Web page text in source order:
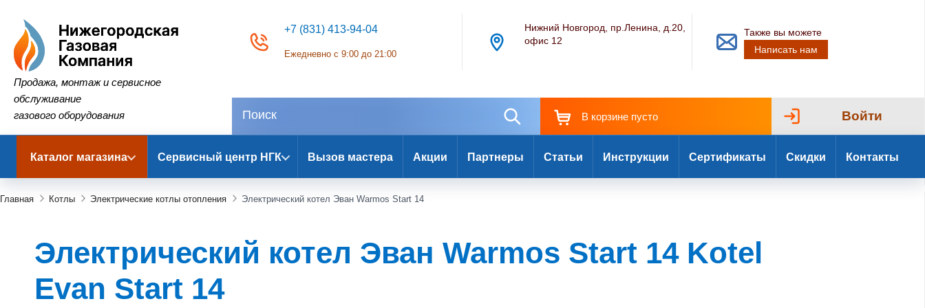
Нижегородская Газовая Компания
Продажа, монтаж и сервисное
обслуживание
газового оборудования
+7 (831) 413-94-04
Ежедневно с 9:00 до 21:00
Нижний Новгород, пр.Ленина, д.20,
офис 12
Также вы можете
Написать нам
В корзине пусто Войти
Каталог магазина Сервисный центр НГК Вызов мастера Акции Партнеры Статьи Инструкции Сертификаты Скидки Контакты
Главная Котлы Электрические котлы отопления Электрический котел Эван Warmos Start 14
Электрический котел Эван Warmos Start 14 Kotel
Evan Start 14